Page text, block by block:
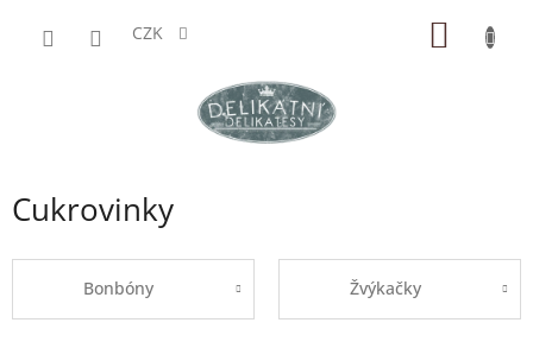
CZK
Cukrovinky
Bonbóny Žvýkačky